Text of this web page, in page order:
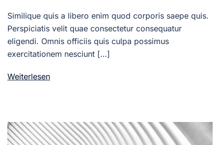
Similique quis a libero enim quod corporis saepe quis.
Perspiciatis velit quae consectetur consequatur
eligendi. Omnis officiis quis culpa possimus
exercitationem nesciunt […]
Weiterlesen